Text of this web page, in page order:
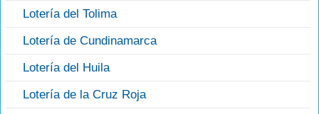
Lotería del Tolima
Lotería de Cundinamarca
Lotería del Huila
Lotería de la Cruz Roja